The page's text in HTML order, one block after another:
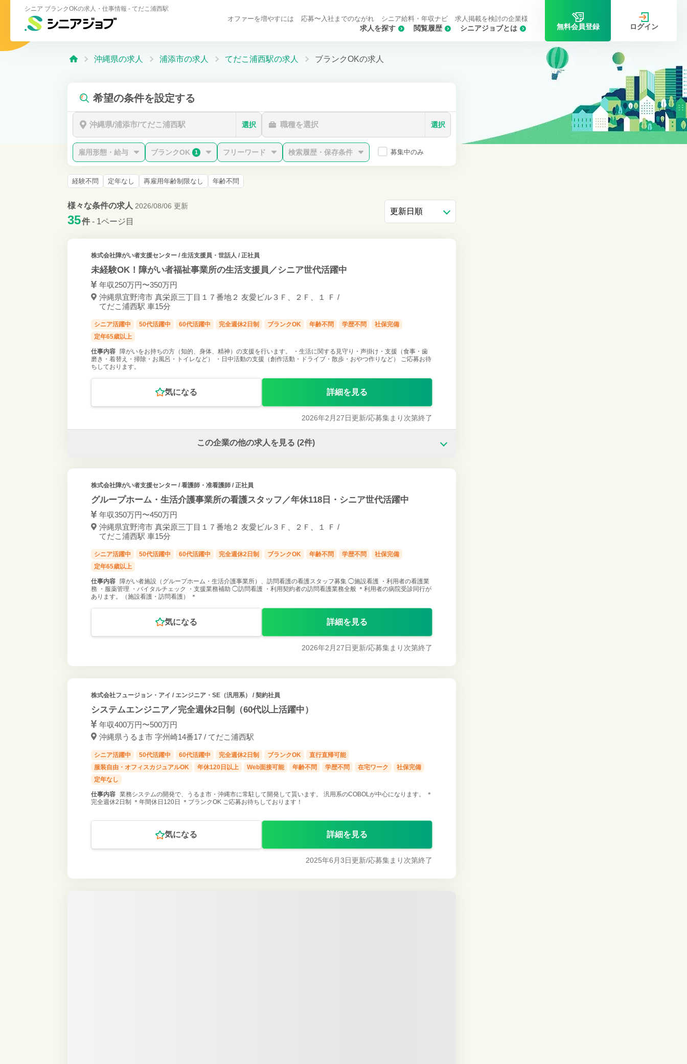
シニア ブランクOKの求人・仕事情報 - てだこ浦西駅
求人を探す シニアジョブとは
閲覧履歴
オファーを増やすには 応募〜入社までのながれ シニア給料・年収ナビ 求人掲載を検討の企業様
無料会員登録 ログイン
沖縄県の求人 浦添市の求人 てだこ浦西駅の求人 ブランクOKの求人
希望の条件を設定する
沖縄県/浦添市/てだこ浦西駅 選択 職種を選択 選択
雇用形態・給与 ブランクOK 1 フリーワード 検索履歴・保存条件 募集中のみ
経験不問 定年なし 再雇用年齢制限なし 年齢不問
様々な条件の求人 2026/08/06 更新
35件 - 1ページ目
株式会社障がい者支援センター/ 生活支援員・世話人 / 正社員
未経験OK！障がい者福祉事業所の生活支援員／シニア世代活躍中
年収250万円〜350万円
沖縄県宜野湾市 真栄原三丁目１７番地２ 友愛ビル３Ｆ、２Ｆ、１ Ｆ /
てだこ浦西駅 車15分
シニア活躍中 50代活躍中 60代活躍中 完全週休2日制 ブランクOK 年齢不問 学歴不問
社保完備
定年65歳以上
仕事内容
障がいをお持ちの方（知的、身体、精神）の支援を行います。 ・生活に関する見守り・声掛け・支援（食事・歯
磨き・着替え・掃除・お風呂・トイレなど） ・日中活動の支援（創作活動・ドライブ・散歩・おやつ作りなど） ご応募お待
ちしております。
気になる 詳細を見る
2026年2月27日更新/応募集まり次第終了
この企業の他の求人を見る (2件)
株式会社障がい者支援センター/ 看護師・准看護師 / 正社員
グループホーム・生活介護事業所の看護スタッフ／年休118日・シニア世代活躍中
年収350万円〜450万円
沖縄県宜野湾市 真栄原三丁目１７番地２ 友愛ビル３Ｆ、２Ｆ、１ Ｆ /
てだこ浦西駅 車15分
シニア活躍中 50代活躍中 60代活躍中 完全週休2日制 ブランクOK 年齢不問 学歴不問
社保完備
定年65歳以上
仕事内容
障がい者施設（グループホーム・生活介護事業所）、訪問看護の看護スタッフ募集 ◯施設看護 ・利用者の看護業
務 ・服薬管理 ・バイタルチェック ・支援業務補助 ◯訪問看護 ・利用契約者の訪問看護業務全般 ＊利用者の病院受診同行が
あります。（施設看護・訪問看護） ＊
気になる 詳細を見る
2026年2月27日更新/応募集まり次第終了
株式会社フュージョン・アイ / エンジニア・SE（汎用系） / 契約社員
システムエンジニア／完全週休2日制（60代以上活躍中）
年収400万円〜500万円
沖縄県うるま市 字州崎14番17 / てだこ浦西駅
シニア活躍中 50代活躍中 60代活躍中 完全週休2日制 ブランクOK
直行直帰可能
服装自由・オフィスカジュアルOK
年休120日以上 Web面接可能 年齢不問 学歴不問 在宅ワーク
社保完備
定年なし
仕事内容
業務システムの開発で、うるま市・沖縄市に常駐して開発して貰います。 汎用系のCOBOLが中心になります。 ＊
完全週休2日制 ＊年間休日120日 ＊ブランクOK ご応募お待ちしております！
気になる 詳細を見る
2025年6月3日更新/応募集まり次第終了